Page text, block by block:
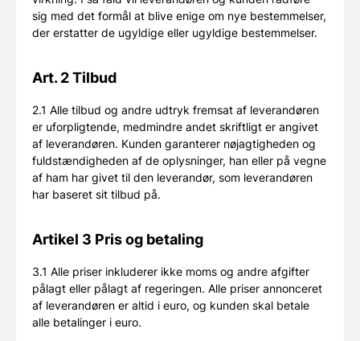
sig med det formål at blive enige om nye bestemmelser,
der erstatter de ugyldige eller ugyldige bestemmelser.
Art. 2 Tilbud
2.1 Alle tilbud og andre udtryk fremsat af leverandøren
er uforpligtende, medmindre andet skriftligt er angivet
af leverandøren. Kunden garanterer nøjagtigheden og
fuldstændigheden af de oplysninger, han eller på vegne
af ham har givet til den leverandør, som leverandøren
har baseret sit tilbud på.
Artikel 3 Pris og betaling
3.1 Alle priser inkluderer ikke moms og andre afgifter
pålagt eller pålagt af regeringen. Alle priser annonceret
af leverandøren er altid i euro, og kunden skal betale
alle betalinger i euro.